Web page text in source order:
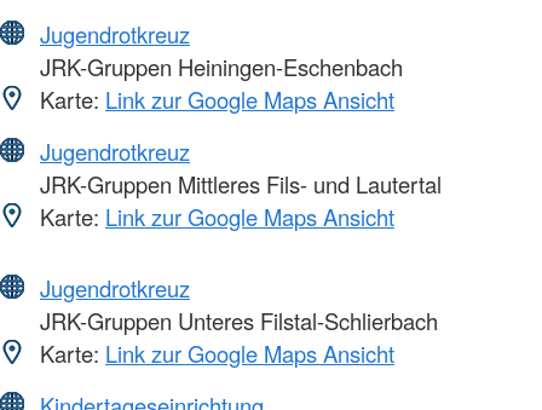
Jugendrotkreuz
JRK-Gruppen Heiningen-Eschenbach
Karte: Link zur Google Maps Ansicht
Jugendrotkreuz
JRK-Gruppen Mittleres Fils- und Lautertal
Karte: Link zur Google Maps Ansicht
Jugendrotkreuz
JRK-Gruppen Unteres Filstal-Schlierbach
Karte: Link zur Google Maps Ansicht